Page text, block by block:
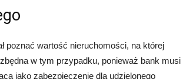
poznać wartość nieruchomości, na której
w tym przypadku, ponieważ bank musi
jako zabezpieczenie dla udzielonego